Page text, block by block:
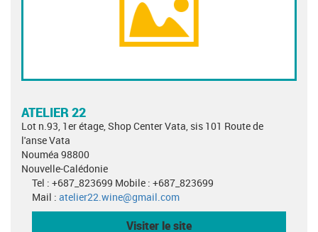
ATELIER 22
Lot n.93, 1er étage, Shop Center Vata, sis 101 Route de
l'anse Vata
Nouméa 98800
Nouvelle-Calédonie
Tel : +687_823699 Mobile : +687_823699
Mail : atelier22.wine@gmail.com
Visiter le site